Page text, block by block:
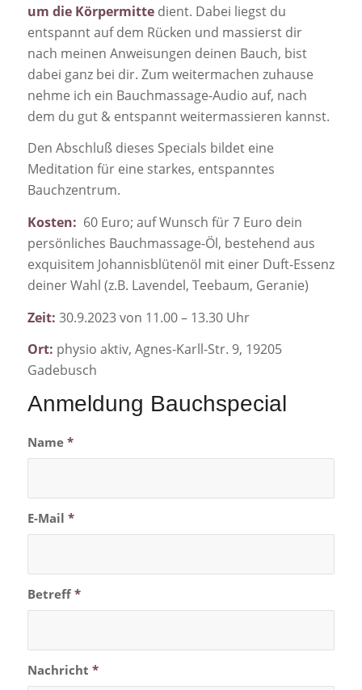
um die Körpermittedient. Dabei liegst du
entspannt auf dem Rücken und massierst dir
nach meinen Anweisungen deinen Bauch, bist
dabei ganz bei dir. Zum weitermachen zuhause
nehme ich ein Bauchmassage-Audio auf, nach
dem du gut & entspannt weitermassieren kannst.
Den Abschluß dieses Specials bildet eine
Meditation für eine starkes, entspanntes
Bauchzentrum.
Kosten: 60 Euro; auf Wunsch für 7 Euro dein
persönliches Bauchmassage-Öl, bestehend aus
exquisitem Johannisblütenöl mit einer Duft-Essenz
deiner Wahl (z.B. Lavendel, Teebaum, Geranie)
Zeit: 30.9.2023 von 11.00 – 13.30 Uhr
Ort: physio aktiv, Agnes-Karll-Str. 9, 19205
Gadebusch
Anmeldung Bauchspecial
Name *
E-Mail *
Betreff *
Nachricht *